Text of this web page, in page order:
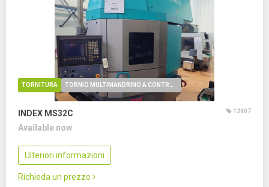
TORNITURA
INDEX MS32C 12907
Available now
Ulteriori informazioni
Richieda un prezzo